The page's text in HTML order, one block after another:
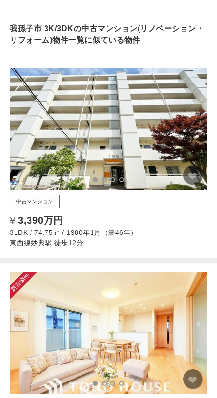
我孫子市 3K/3DKの中古マンション(リノベーション・
リフォーム)物件一覧に似ている物件
中古マンション
3,390万円
3LDK / 74.75㎡ / 1980年1月（築46年）
東西線妙典駅 徒歩12分
新着物件